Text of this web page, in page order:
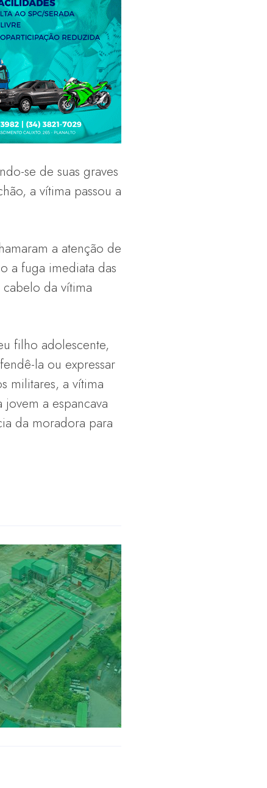
se de suas graves
a vítima passou a
a atenção de
a fuga imediata das
da vítima
filho adolescente,
la ou expressar
militares, a vítima
a espancava
da moradora para